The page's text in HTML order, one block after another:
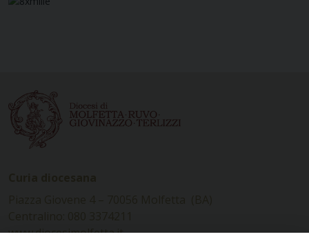
www.diocesimolfetta.it –